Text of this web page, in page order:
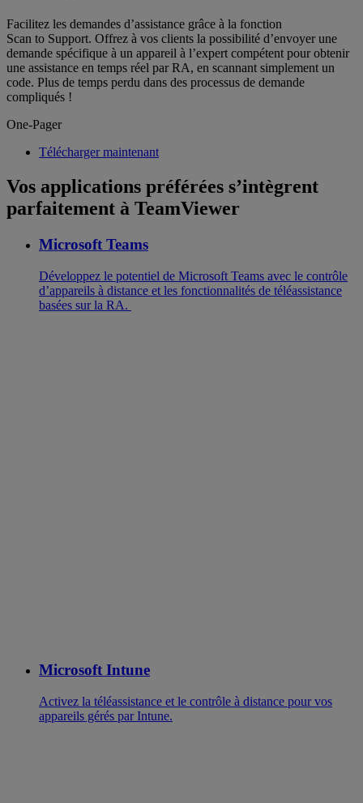
Facilitez les demandes d’assistance grâce à la fonction
Scan to Support. Offrez à vos clients la possibilité d’envoyer une
demande spécifique à un appareil à l’expert compétent pour obtenir
une assistance en temps réel par RA, en scannant simplement un
code. Plus de temps perdu dans des processus de demande
compliqués !
One-Pager
Télécharger maintenant
Vos applications préférées s’intègrent
parfaitement à TeamViewer
Microsoft Teams
Développez le potentiel de Microsoft Teams avec le contrôle
d’appareils à distance et les fonctionnalités de téléassistance
basées sur la RA.
Microsoft Intune
Activez la téléassistance et le contrôle à distance pour vos
appareils gérés par Intune.